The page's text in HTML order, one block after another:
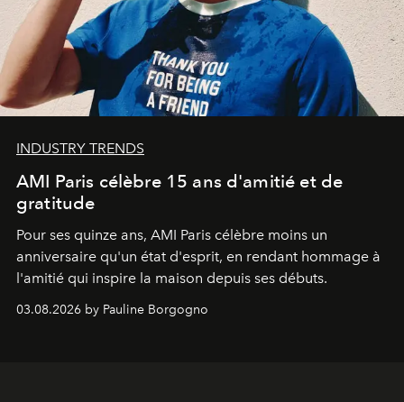
INDUSTRY TRENDS
AMI Paris célèbre 15 ans d'amitié et de
gratitude
Pour ses quinze ans, AMI Paris célèbre moins un
anniversaire qu'un état d'esprit, en rendant hommage à
l'amitié qui inspire la maison depuis ses débuts.
03.08.2026 by Pauline Borgogno